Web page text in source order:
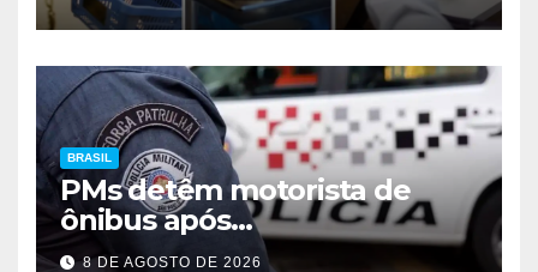
BRASIL
PMs detêm motorista de
ônibus após
desentendimento em SP
8 DE AGOSTO DE 2026